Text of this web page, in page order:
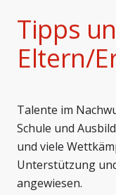
Tipps
Eltern/
Talente im
Schule und
und viele
Unterstützung
angewiesen.